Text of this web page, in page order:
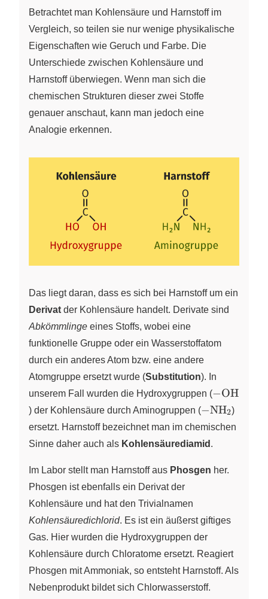
Betrachtet man Kohlensäure und Harnstoff im
Vergleich, so teilen sie nur wenige physikalische
Eigenschaften wie Geruch und Farbe. Die
Unterschiede zwischen Kohlensäure und
Harnstoff überwiegen. Wenn man sich die
chemischen Strukturen dieser zwei Stoffe
genauer anschaut, kann man jedoch eine
Analogie erkennen.
Das liegt daran, dass es sich bei Harnstoff um ein
Derivat der Kohlensäure handelt. Derivate sind
Abkömmlinge eines Stoffs, wobei eine
funktionelle Gruppe oder ein Wasserstoffatom
durch ein anderes Atom bzw. eine andere
Atomgruppe ersetzt wurde (Substitution). In
unserem Fall wurden die Hydroxygruppen (\ce{-
OH}
−OH
) der Kohlensäure durch Aminogruppen (\ce{-
NH2}
−NHX
2)
ersetzt. Harnstoff bezeichnet man im chemischen
Sinne daher auch als Kohlensäurediamid .
Im Labor stellt man Harnstoff aus Phosgen her.
Phosgen ist ebenfalls ein Derivat der
Kohlensäure und hat den Trivialnamen
Kohlensäuredichlorid. Es ist ein äußerst giftiges
Gas. Hier wurden die Hydroxygruppen der
Kohlensäure durch Chloratome ersetzt. Reagiert
Phosgen mit Ammoniak, so entsteht Harnstoff. Als
Nebenprodukt bildet sich Chlorwasserstoff.